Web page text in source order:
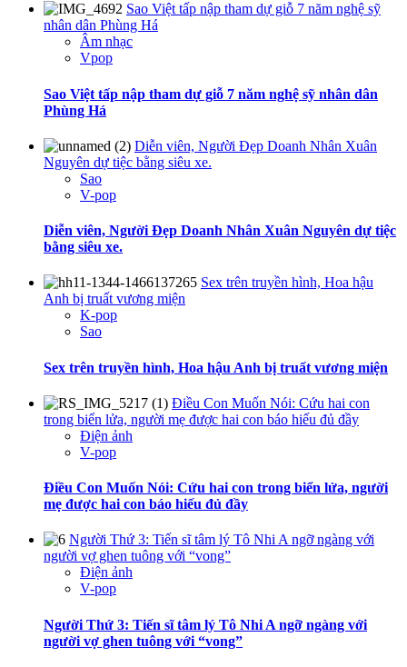
Sao Việt tấp nập tham dự giỗ 7 năm nghệ sỹ
nhân dân Phùng Há
Âm nhạc
Vpop
Sao Việt tấp nập tham dự giỗ 7 năm nghệ sỹ nhân dân
Phùng Há
Diễn viên, Người Đẹp Doanh Nhân Xuân
Nguyên dự tiệc bằng siêu xe.
Sao
V-pop
Diễn viên, Người Đẹp Doanh Nhân Xuân Nguyên dự tiệc
bằng siêu xe.
Sex trên truyền hình, Hoa hậu
Anh bị truất vương miện
K-pop
Sao
Sex trên truyền hình, Hoa hậu Anh bị truất vương miện
Điều Con Muốn Nói: Cứu hai con
trong biển lửa, người mẹ được hai con báo hiếu đủ đầy
Điện ảnh
V-pop
Điều Con Muốn Nói: Cứu hai con trong biển lửa, người
mẹ được hai con báo hiếu đủ đầy
Người Thứ 3: Tiến sĩ tâm lý Tô Nhi A ngỡ ngàng với
người vợ ghen tuông với “vong”
Điện ảnh
V-pop
Người Thứ 3: Tiến sĩ tâm lý Tô Nhi A ngỡ ngàng với
người vợ ghen tuông với “vong”